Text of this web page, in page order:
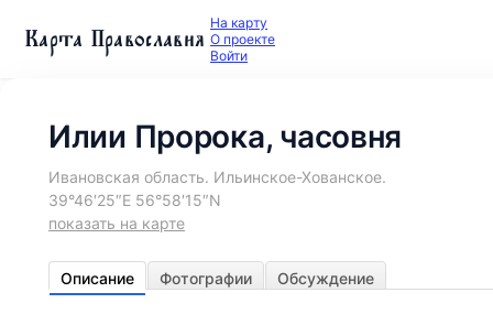
Карта Православия На карту
О проекте
Войти
Илии Пророка, часовня
Ивановская область. Ильинское-Хованское.
39°46′25″E 56°58′15″N
показать на карте
Описание Фотографии Обсуждение